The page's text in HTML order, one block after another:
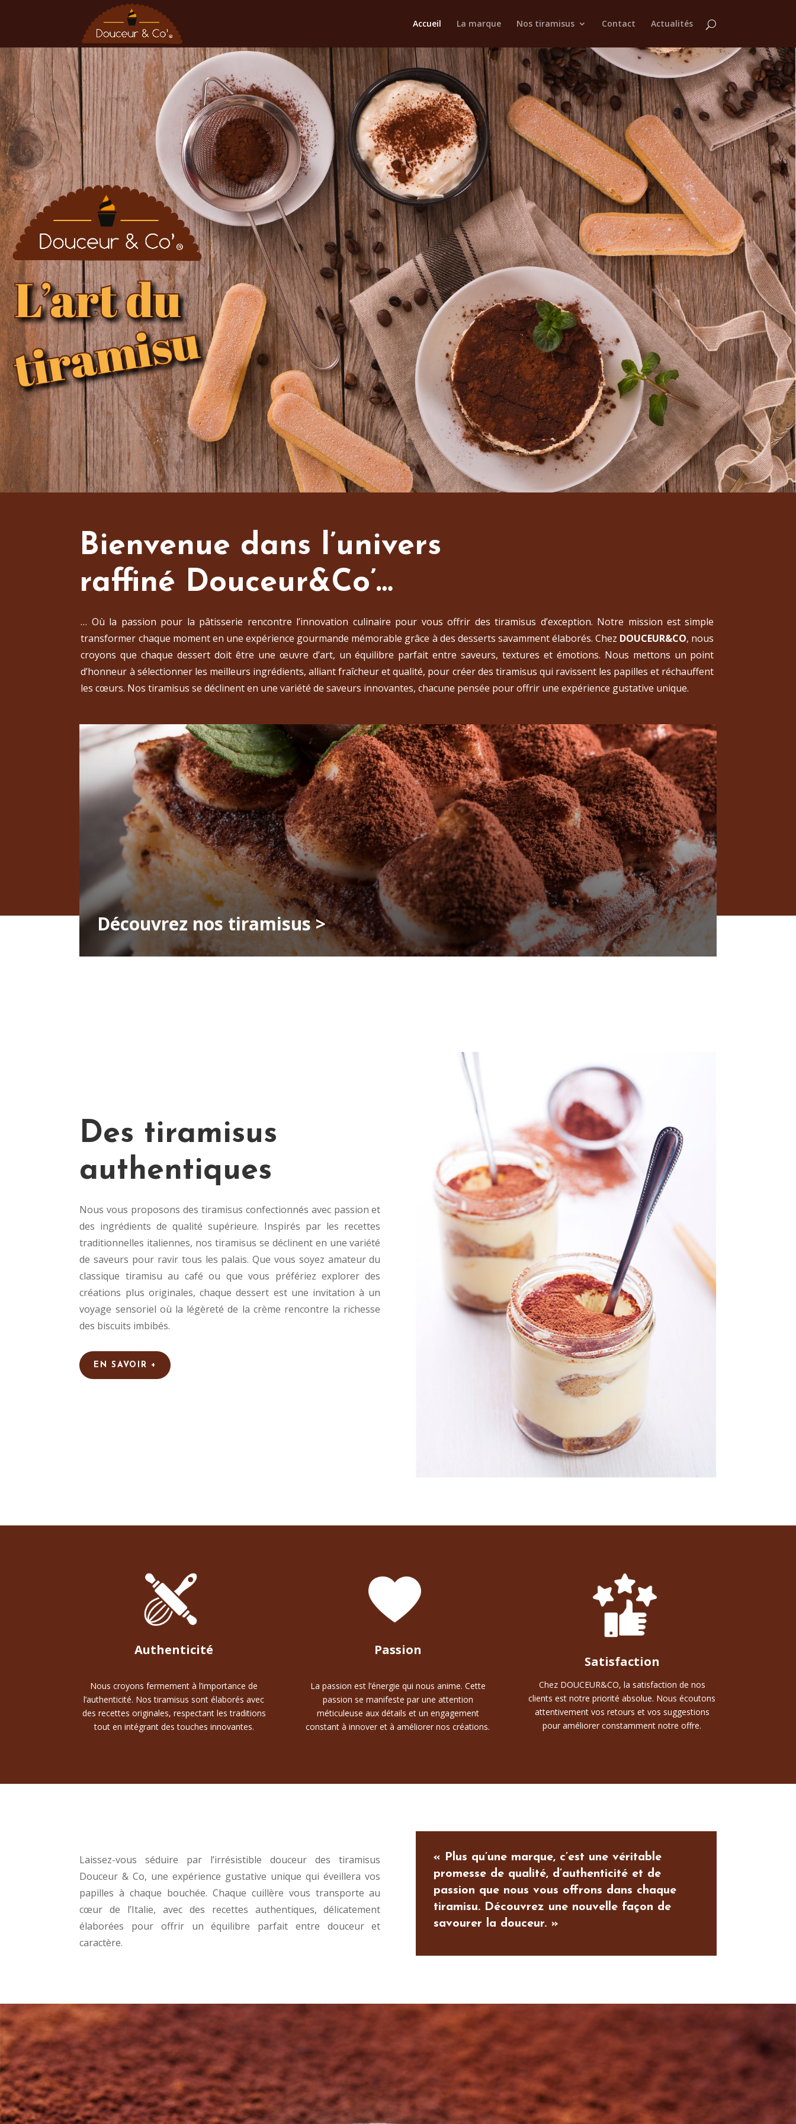
Accueil La marque Nos tiramisus Contact Actualités
Bienvenue dans l’univers
raffiné Douceur&Co’…
… Où la passion pour la pâtisserie rencontre l’innovation culinaire pour vous offrir des tiramisus d’exception. Notre mission est simple
transformer chaque moment en une expérience gourmande mémorable grâce à des desserts savamment élaborés. Chez DOUCEUR&CO, nous
croyons que chaque dessert doit être une œuvre d’art, un équilibre parfait entre saveurs, textures et émotions. Nous mettons un point
d’honneur à sélectionner les meilleurs ingrédients, alliant fraîcheur et qualité, pour créer des tiramisus qui ravissent les papilles et réchauffent
les cœurs. Nos tiramisus se déclinent en une variété de saveurs innovantes, chacune pensée pour offrir une expérience gustative unique.
Découvrez nos tiramisus >
Des tiramisus
authentiques
Nous vous proposons des tiramisus confectionnés avec passion et
des ingrédients de qualité supérieure. Inspirés par les recettes
traditionnelles italiennes, nos tiramisus se déclinent en une variété
de saveurs pour ravir tous les palais. Que vous soyez amateur du
classique tiramisu au café ou que vous préfériez explorer des
créations plus originales, chaque dessert est une invitation à un
voyage sensoriel où la légèreté de la crème rencontre la richesse
des biscuits imbibés.
EN SAVOIR +
Authenticité
Nous croyons fermement à l’importance de
l’authenticité. Nos tiramisus sont élaborés avec
des recettes originales, respectant les traditions
tout en intégrant des touches innovantes.
Passion
La passion est l’énergie qui nous anime. Cette
passion se manifeste par une attention
méticuleuse aux détails et un engagement
constant à innover et à améliorer nos créations.
Satisfaction
Chez DOUCEUR&CO, la satisfaction de nos
clients est notre priorité absolue. Nous écoutons
attentivement vos retours et vos suggestions
pour améliorer constamment notre offre.
Laissez-vous séduire par l’irrésistible douceur des tiramisus
Douceur & Co, une expérience gustative unique qui éveillera vos
papilles à chaque bouchée. Chaque cuillère vous transporte au
cœur de l’Italie, avec des recettes authentiques, délicatement
élaborées pour offrir un équilibre parfait entre douceur et
caractère.
« Plus qu’une marque, c’est une véritable
promesse de qualité, d’authenticité et de
passion que nous vous offrons dans chaque
tiramisu. Découvrez une nouvelle façon de
savourer la douceur. »